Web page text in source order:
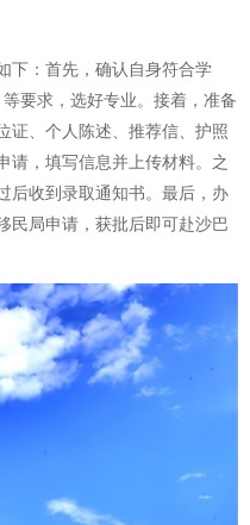
下：首先，确认自身符合学
要求，选好专业。接着，准备
证、个人陈述、推荐信、护照
请，填写信息并上传材料。之
后收到录取通知书。最后，办
民局申请，获批后即可赴沙巴